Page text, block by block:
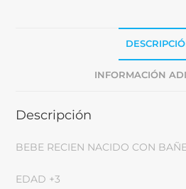
INFORMACIÓN
Descripción
BEBE RECIEN NACIDO CON
EDAD +3